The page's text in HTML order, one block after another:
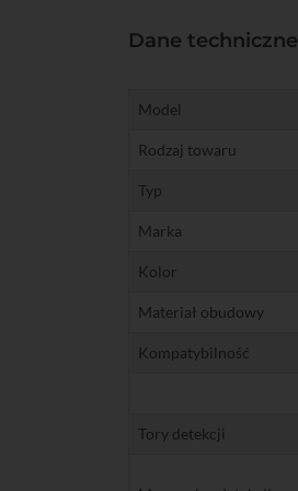
Dane techniczne
Model
Rodzaj towaru
Typ
Marka
Kolor
Materiał obudowy
Kompatybilność
Tory detekcji